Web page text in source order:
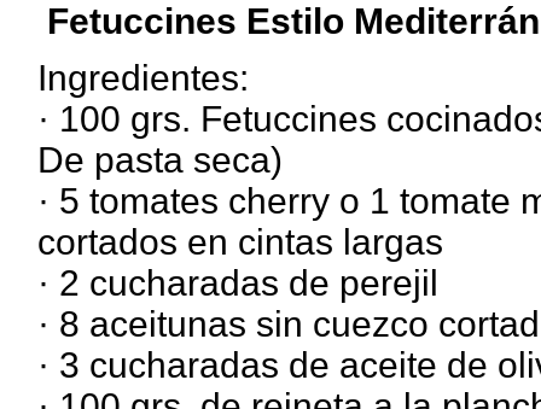
Fetuccines Estilo
Ingredientes:
· 100 grs. Fetuccines
De pasta seca)
· 5 tomates cherry o 1 tomate
cortados en cintas largas
· 2 cucharadas de perejil
· 8 aceitunas sin cuezco
· 3 cucharadas de aceite de